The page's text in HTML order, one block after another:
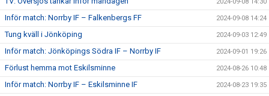
2024-09-08 14:30
Inför match: Norrby IF – Falkenbergs FF 2024-09-08 14:24
Tung kväll i Jönköping 2024-09-03 12:49
Inför match: Jönköpings Södra IF – Norrby IF 2024-09-01 19:26
Förlust hemma mot Eskilsminne 2024-08-26 10:48
Inför match: Norrby IF – Eskilsminne IF 2024-08-23 19:35